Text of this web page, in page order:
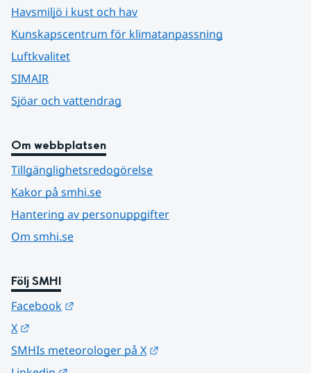
Havsmiljö i kust och hav
Kunskapscentrum för klimatanpassning
Luftkvalitet
SIMAIR
Sjöar och vattendrag
Om webbplatsen
Tillgänglighetsredogörelse
Kakor på smhi.se
Hantering av personuppgifter
Om smhi.se
Följ SMHI
Facebook
X
SMHIs meteorologer på X